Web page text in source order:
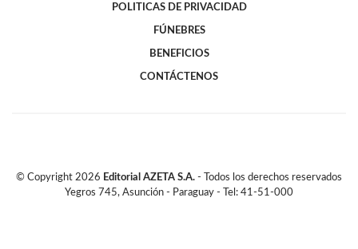
POLITICAS DE PRIVACIDAD
FÚNEBRES
BENEFICIOS
CONTÁCTENOS
© Copyright 2026 Editorial AZETA S.A. - Todos los derechos reservados
Yegros 745, Asunción - Paraguay - Tel: 41-51-000